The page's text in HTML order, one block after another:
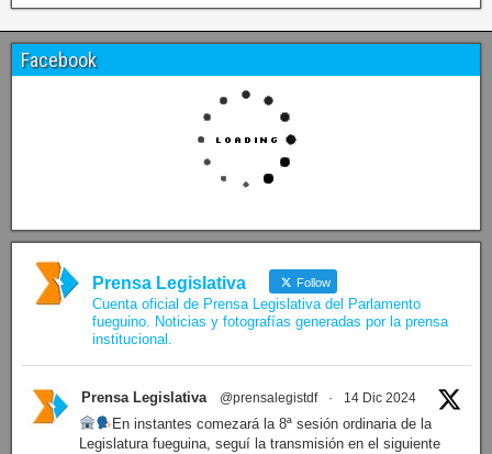
Facebook
Prensa Legislativa Follow
Cuenta oficial de Prensa Legislativa del Parlamento
fueguino. Noticias y fotografías generadas por la prensa
institucional.
Prensa Legislativa @prensalegistdf · 14 Dic 2024
En instantes comezará la 8ª sesión ordinaria de la
Legislatura fueguina, seguí la transmisión en el siguiente